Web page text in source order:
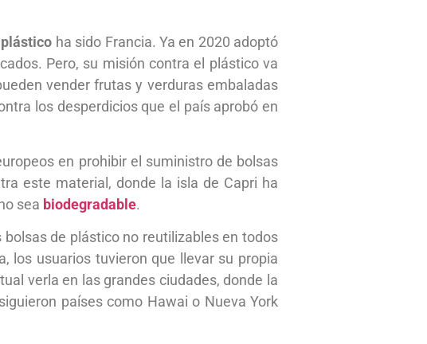
ha sido Francia. Ya en 2020 adoptó
Pero, su misión contra el plástico va
vender frutas y verduras embaladas
los desperdicios que el país aprobó en
en prohibir el suministro de bolsas
este material, donde la isla de Capri ha
sea biodegradable.
de plástico no reutilizables en todos
los usuarios tuvieron que llevar su propia
verla en las grandes ciudades, donde la
países como Hawai o Nueva York